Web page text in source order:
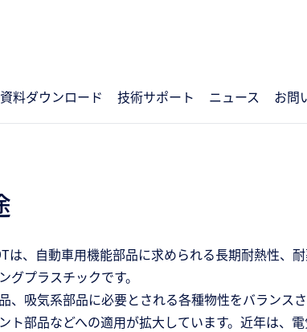
資料ダウンロード 技術サポート ニュース お問
は、自動車用機能部品に求められる長期耐熱性
グプラスチックです。
、吸気系部品に必要とされる各種物性をバランス
ト部品などへの適用が拡大しています。近年は、